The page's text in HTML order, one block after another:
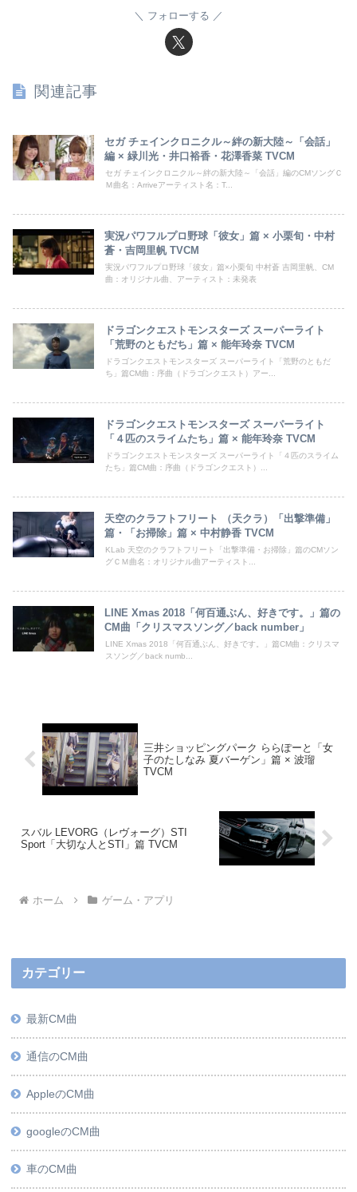
フォローする
関連記事
セガ チェインクロニクル～絆の新大陸～「会話」
編 × 緑川光・井口裕香・花澤香菜 TVCM
セガ チェインクロニクル～絆の新大陸～「会話」編のCMソングＣ
Ｍ曲名：Arriveアーティスト名：T...
実況パワフルプロ野球「彼女」篇 × 小栗旬・中村
蒼・吉岡里帆 TVCM
実況パワフルプロ野球「彼女」篇×小栗旬 中村蒼 吉岡里帆、CM
曲：オリジナル曲、アーティスト：未発表
ドラゴンクエストモンスターズ スーパーライト
「荒野のともだち」篇 × 能年玲奈 TVCM
ドラゴンクエストモンスターズ スーパーライト「荒野のともだ
ち」篇CM曲：序曲（ドラゴンクエスト）アー...
ドラゴンクエストモンスターズ スーパーライト
「４匹のスライムたち」篇 × 能年玲奈 TVCM
ドラゴンクエストモンスターズ スーパーライト「４匹のスライム
たち」篇CM曲：序曲（ドラゴンクエスト）...
天空のクラフトフリート （天クラ）「出撃準備」
篇・「お掃除」篇 × 中村静香 TVCM
KLab 天空のクラフトフリート「出撃準備・お掃除」篇のCMソン
グＣＭ曲名：オリジナル曲アーティスト...
LINE Xmas 2018「何百通ぶん、好きです。」篇の
CM曲「クリスマスソング／back number」
LINE Xmas 2018「何百通ぶん、好きです。」篇CM曲：クリスマ
スソング／back numb...
三井ショッピングパーク ららぽーと「女
子のたしなみ 夏バーゲン」篇 × 波瑠
TVCM
スバル LEVORG（レヴォーグ）STI
Sport「大切な人とSTI」篇 TVCM
ホーム ゲーム・アプリ
カテゴリー
最新CM曲
通信のCM曲
AppleのCM曲
googleのCM曲
車のCM曲